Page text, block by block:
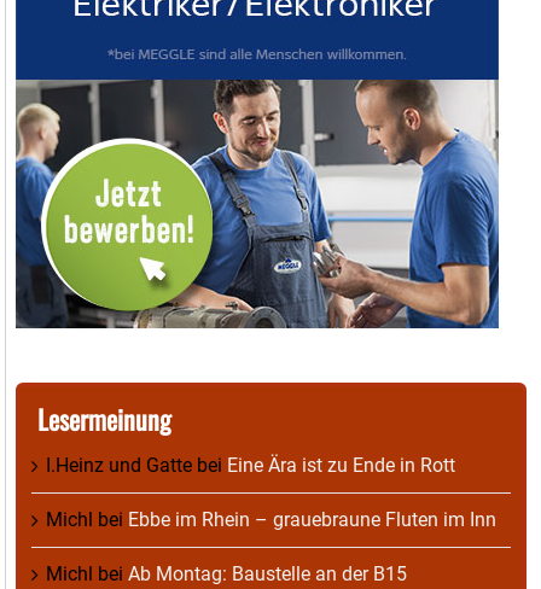
Lesermeinung
I.Heinz und Gatte bei Eine Ära ist zu Ende in Rott
Michl bei Ebbe im Rhein – grauebraune Fluten im Inn
Michl bei Ab Montag: Baustelle an der B15